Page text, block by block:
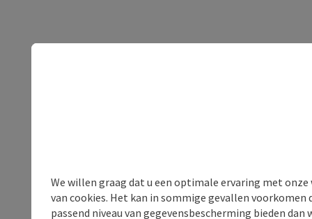
We willen graag dat u een optimale ervaring met
van cookies. Het kan in sommige gevallen voorkomen
passend niveau van gegevensbescherming bieden